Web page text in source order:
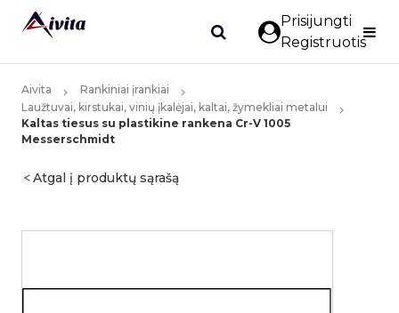
Prisijungti
Registruotis
Aivita
Rankiniai įrankiai
Laužtuvai, kirstukai, vinių įkalėjai, kaltai, žymekliai metalui
Kaltas tiesus su plastikine rankena Cr-V 1005
Messerschmidt
Atgal į produktų sąrašą